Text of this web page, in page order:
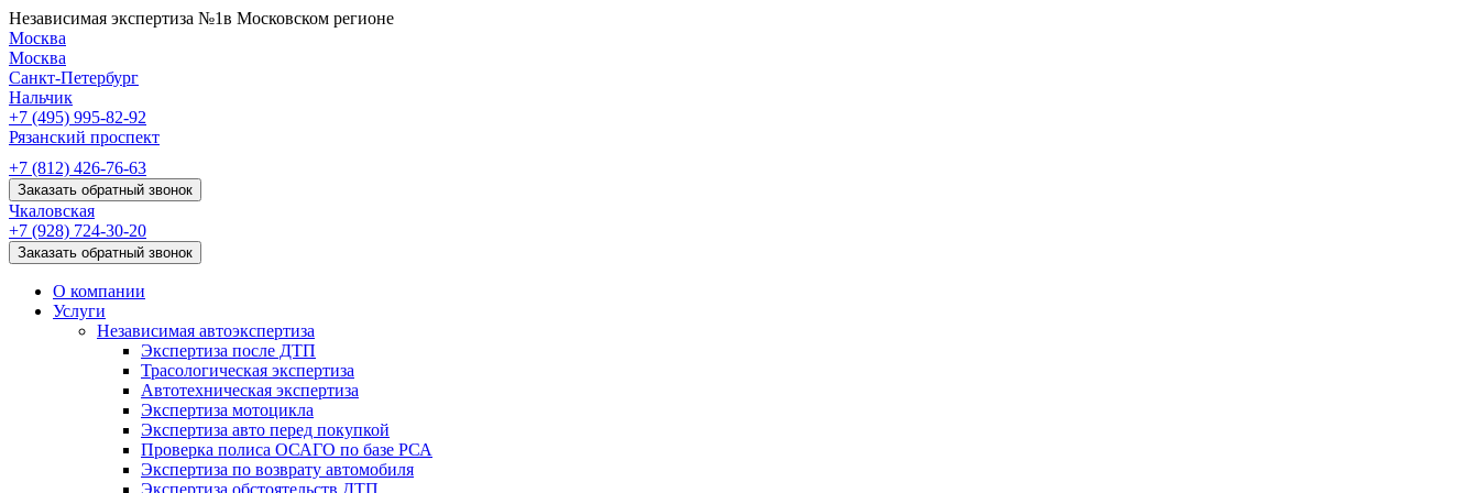
Независимая экспертиза №1в Московском регионе
Москва
Москва
Санкт-Петербург
Нальчик
+7 (495) 995-82-92
Рязанский проспект
+7 (812) 426-76-63
Заказать обратный звонок
Чкаловская
+7 (928) 724-30-20
Заказать обратный звонок
О компании
Услуги
Независимая автоэкспертиза
Экспертиза после ДТП
Трасологическая экспертиза
Автотехническая экспертиза
Экспертиза мотоцикла
Экспертиза авто перед покупкой
Проверка полиса ОСАГО по базе РСА
Экспертиза по возврату автомобиля
Экспертиза обстоятельств ДТП